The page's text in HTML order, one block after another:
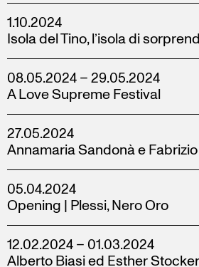
1.10.2024
Isola del Tino, l’isola di
08.05.2024 – 29.05.2024
A Love Supreme Festival
27.05.2024
Annamaria Sandonà e
05.04.2024
Opening | Plessi, Nero Oro
12.02.2024 – 01.03.2024
Alberto Biasi ed Esther Stocker